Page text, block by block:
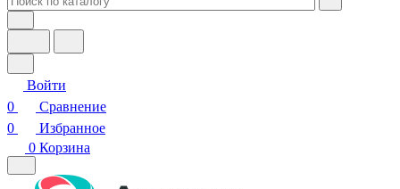
Войти
0
Сравнение
0
Избранное
0 Корзина